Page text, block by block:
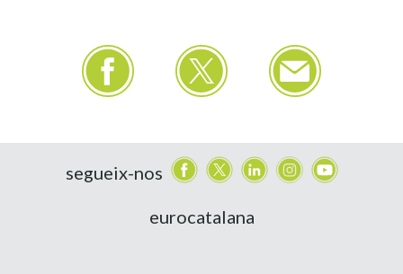
segueix-nos
eurocatalana